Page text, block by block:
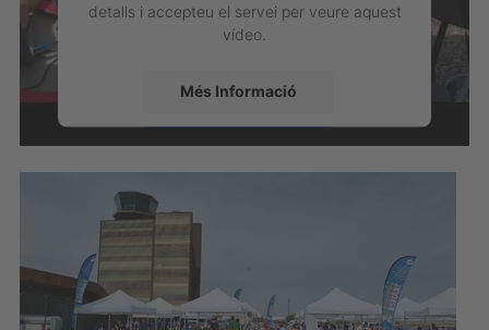
detalls i accepteu el servei per veure aquest
vídeo.
Més Informació
Accepta
powered by
Management Platform